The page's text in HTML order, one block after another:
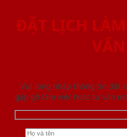
ĐẶT LỊCH
VẤN
Vui lòng nhập thông tin đặt
gặp gỡ làm việc hoăc tư vấn